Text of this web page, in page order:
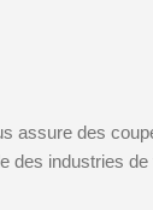
assure des
des industries de